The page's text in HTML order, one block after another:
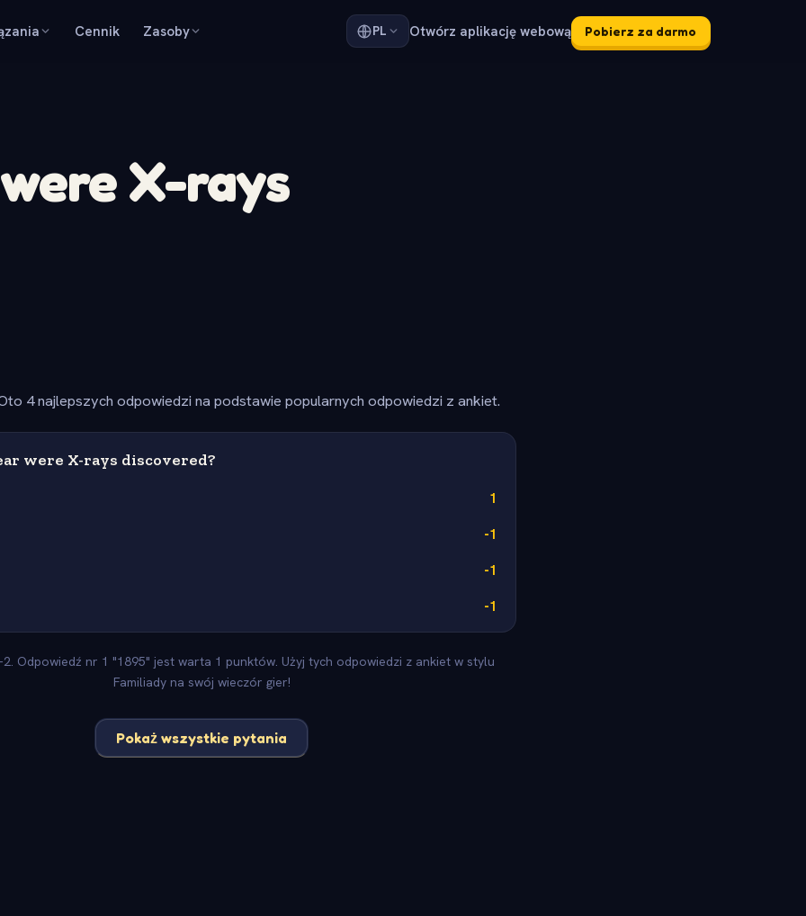
Cennik Zasoby PL Otwórz aplikację webową Pobierz za darmo
X-rays
4 najlepszych odpowiedzi na podstawie popularnych odpowiedzi z ankiet.
were X-rays discovered?
1
-1
-1
-1
2. Odpowiedź nr 1 "1895" jest warta 1 punktów. Użyj tych odpowiedzi z ankiet w stylu
Familiady na swój wieczór gier!
Pokaż wszystkie pytania